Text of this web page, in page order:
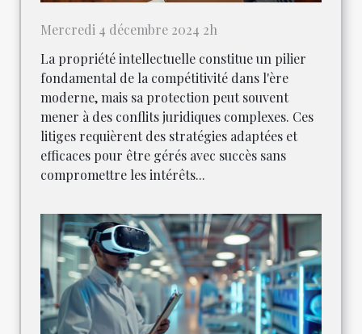
Mercredi 4 décembre 2024 2h
La propriété intellectuelle constitue un pilier
fondamental de la compétitivité dans l'ère
moderne, mais sa protection peut souvent
mener à des conflits juridiques complexes. Ces
litiges requièrent des stratégies adaptées et
efficaces pour être gérés avec succès sans
compromettre les intérêts...